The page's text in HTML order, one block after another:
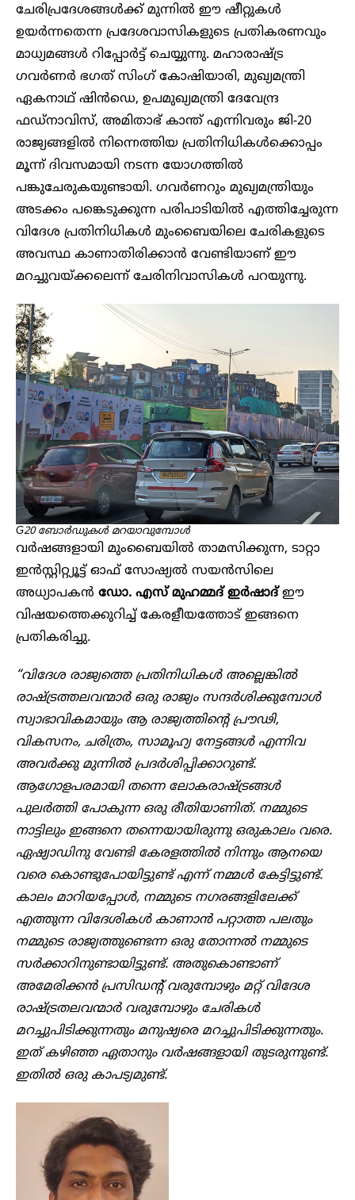
ചേരിപ്രദേശങ്ങൾക്ക് മുന്നിൽ ഈ ഷീറ്റുകൾ
ഉയർന്നതെന്ന പ്രദേശവാസികളുടെ പ്രതികരണവും
മാധ്യമങ്ങൾ റിപ്പോർട്ട് ചെയ്യുന്നു. മഹാരാഷ്ട്ര
ഗവർണർ ഭഗത് സിംഗ് കോഷിയാരി, മുഖ്യമന്ത്രി
ഏകനാഥ് ഷിൻഡെ, ഉപമുഖ്യമന്ത്രി ദേവേന്ദ്ര
ഫഡ്‌നാവിസ്, അമിതാഭ് കാന്ത് എന്നിവരും ജി-20
രാജ്യങ്ങളിൽ നിന്നെത്തിയ പ്രതിനിധികൾക്കൊപ്പം
മൂന്ന് ദിവസമായി നടന്ന യോഗത്തിൽ
പങ്കുചേരുകയുണ്ടായി. ഗവർണറും മുഖ്യമന്ത്രിയും
അടക്കം പങ്കെടുക്കുന്ന പരിപാടിയിൽ എത്തിച്ചേരുന്ന
വിദേശ പ്രതിനിധികൾ മുംബൈയിലെ ചേരികളുടെ
അവസ്ഥ കാണാതിരിക്കാൻ വേണ്ടിയാണ് ഈ
മറച്ചുവയ്ക്കലെന്ന് ചേരിനിവാസികൾ പറയുന്നു.
G20 ബോർഡുകൾ മറയാവുമ്പോൾ
വർഷങ്ങളായി മുംബൈയിൽ താമസിക്കുന്ന, ടാറ്റാ
ഇൻസ്റ്റിറ്റ്യൂട്ട് ഓഫ് സോഷ്യൽ സയൻസിലെ
അധ്യാപകൻ ഡോ. എസ് മുഹമ്മദ് ഇർഷാദ്ഈ
വിഷയത്തെക്കുറിച്ച് കേരളീയത്തോട് ഇങ്ങനെ
പ്രതികരിച്ചു.
“വിദേശ രാജ്യത്തെ പ്രതിനിധികൾ അല്ലെങ്കിൽ
രാഷ്ട്രത്തലവന്മാർ ഒരു രാജ്യം സന്ദർശിക്കുമ്പോൾ
സ്വാഭാവികമായും ആ രാജ്യത്തിന്റെ പ്രൗഢി,
വികസനം, ചരിത്രം, സാമൂഹ്യ നേട്ടങ്ങൾ എന്നിവ
അവർക്കു മുന്നിൽ പ്രദർശിപ്പിക്കാറുണ്ട്.
ആഗോളപരമായി തന്നെ ലോകരാഷ്ട്രങ്ങൾ
പുലർത്തി പോകുന്ന ഒരു രീതിയാണിത്. നമ്മുടെ
നാട്ടിലും ഇങ്ങനെ തന്നെയായിരുന്നു ഒരുകാലം വരെ.
ഏഷ്യാഡിനു വേണ്ടി കേരളത്തിൽ നിന്നും ആനയെ
വരെ കൊണ്ടുപോയിട്ടുണ്ട് എന്ന് നമ്മൾ കേട്ടിട്ടുണ്ട്.
കാലം മാറിയപ്പോൾ, നമ്മുടെ നഗരങ്ങളിലേക്ക്
എത്തുന്ന വിദേശികൾ കാണാൻ പറ്റാത്ത പലതും
നമ്മുടെ രാജ്യത്തുണ്ടെന്ന ഒരു തോന്നൽ നമ്മുടെ
സർക്കാറിനുണ്ടായിട്ടുണ്ട്. അതുകൊണ്ടാണ്
അമേരിക്കൻ പ്രസിഡന്റ് വരുമ്പോഴും മറ്റ് വിദേശ
രാഷ്ട്രതലവന്മാർ വരുമ്പോഴും ചേരികൾ
മറച്ചുപിടിക്കുന്നതും മനുഷ്യരെ മറച്ചുപിടിക്കുന്നതും.
ഇത് കഴിഞ്ഞ ഏതാനും വർഷങ്ങളായി തുടരുന്നുണ്ട്.
ഇതിൽ ഒരു കാപട്യമുണ്ട്.